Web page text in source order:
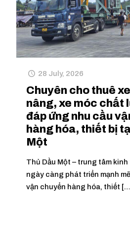
28 July, 2026
Chuyên cho thuê
nâng, xe móc chất
đáp ứng nhu cầu
hàng hóa, thiết bị
Một
Thủ Dầu Một – trung tâm
ngày càng phát triển mạnh
vận chuyển hàng hóa, thiết